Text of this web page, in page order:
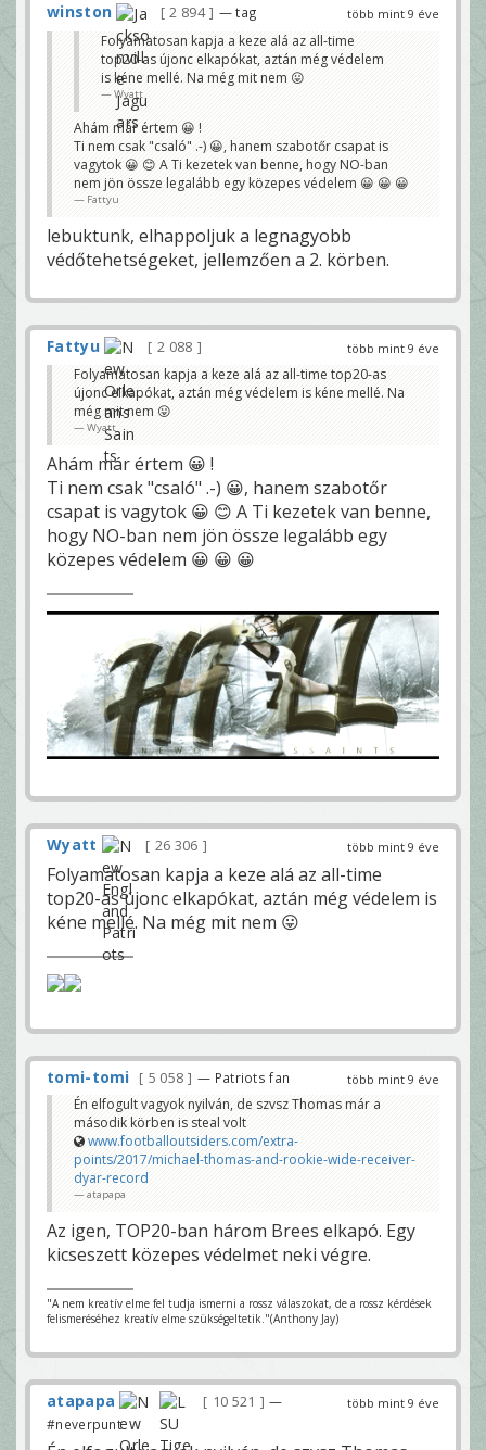
több mint 9 éve
winston 2 894 — tag
Folyamatosan kapja a keze alá az all-time
top20-as újonc elkapókat, aztán még védelem
is kéne mellé. Na még mit nem 😛
Wyatt
Ahám már értem 😀 !
Ti nem csak "csaló" .-) 😀, hanem szabotőr csapat is
vagytok 😀 😊 A Ti kezetek van benne, hogy NO-ban
nem jön össze legalább egy közepes védelem 😀 😀 😀
Fattyu
lebuktunk, elhappoljuk a legnagyobb
védőtehetségeket, jellemzően a 2. körben.
több mint 9 éve
Fattyu
2 088
Folyamatosan kapja a keze alá az all-time top20-as
újonc elkapókat, aztán még védelem is kéne mellé. Na
még mit nem 😛
Wyatt
Ahám már értem 😀 !
Ti nem csak "csaló" .-) 😀, hanem szabotőr
csapat is vagytok 😀 😊 A Ti kezetek van benne,
hogy NO-ban nem jön össze legalább egy
közepes védelem 😀 😀 😀
több mint 9 éve
Wyatt 26 306
Folyamatosan kapja a keze alá az all-time
top20-as újonc elkapókat, aztán még védelem is
kéne mellé. Na még mit nem 😛
több mint 9 éve
tomi-tomi 5 058 — Patriots fan
Én elfogult vagyok nyilván, de szvsz Thomas már a
második körben is steal volt
www.footballoutsiders.com/extra-
points/2017/michael-thomas-and-rookie-wide-receiver-
dyar-record
atapapa
Az igen, TOP20-ban három Brees elkapó. Egy
kicseszett közepes védelmet neki végre.
"A nem kreatív elme fel tudja ismerni a rossz válaszokat, de a rossz kérdések
felismeréséhez kreatív elme szükségeltetik."(Anthony Jay)
több mint 9 éve
atapapa 10 521
—
#neverpunt